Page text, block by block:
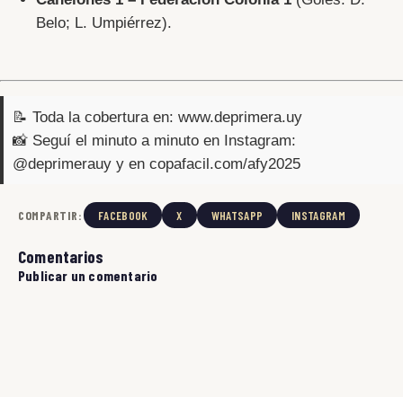
Belo; L. Umpiérrez).
📝 Toda la cobertura en: www.deprimera.uy
📸 Seguí el minuto a minuto en Instagram:
@deprimerauy y en copafacil.com/afy2025
COMPARTIR: FACEBOOK X WHATSAPP INSTAGRAM
Comentarios
Publicar un comentario